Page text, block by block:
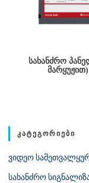
ᲡᲐᲮᲐᲜᲫᲠᲝ
ᲛᲐᲠᲧᲣᲟᲘᲗ)
ᲙᲐᲢᲔᲒᲝᲠᲘᲔᲑᲘ
ვიდეო
სახანძრო